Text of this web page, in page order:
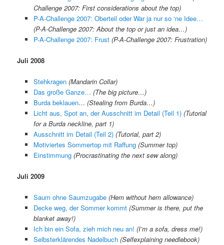
Challenge 2007: First considerations about the top)
P-A-Challenge 2007: Oberteil oder War ja nur so ‘ne Idee…
(P-A-Challenge 2007: About the top or just an idea…)
P-A-Challenge 2007: Frust (P-A-Challenge 2007: Frustration)
Juli 2008
Stehkragen (Mandarin Collar)
Das große Ganze… (The big picture…)
Burda beklauen… (Stealing from Burda…)
Licht aus, Spot an, der Ausschnitt im Detail (Teil 1) (Tutorial
for a Burda neckline, part 1)
Ausschnitt im Detail (Teil 2) (Tutorial, part 2)
Motiviertes Sommertop mit Raffung (Summer top)
Einstimmung (Procrastinating the next sew along)
Juli 2009
Saum ohne Saumzugabe (Hem without hem allowance)
Decke weg, der Sommer kommt (Summer is there, put the
blanket away!)
Ich bin ein Sofa, zieh mich neu an! (I’m a sofa, dress me!)
Selbsterklärendes Nadelbuch (Selfexplaining needlebook)